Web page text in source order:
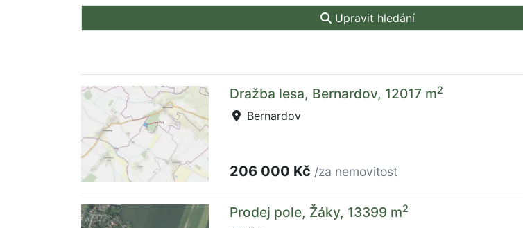
Upravit hledání
Dražba lesa, Bernardov, 12017 m2
Bernardov
206 000 Kč /za nemovitost
Prodej pole, Žáky, 13399 m2